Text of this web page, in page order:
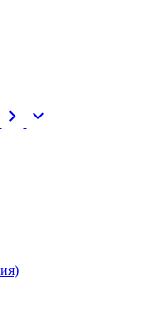
chevron_right expand_more